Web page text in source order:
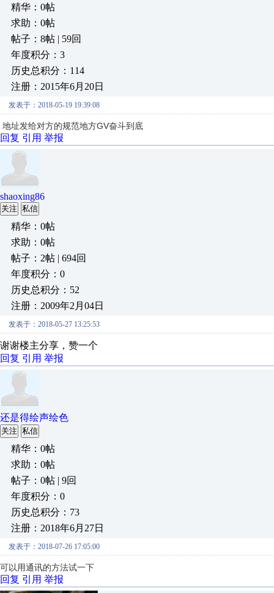
精华：0帖
求助：0帖
帖子：8帖 | 59回
年度积分：3
历史总积分：114
注册：2015年6月20日
发表于：2018-05-19 19:39:08
地址发给对方的规范地方GV奋斗到底
回复 引用 举报
shaoxing86
关注 私信
精华：0帖
求助：0帖
帖子：2帖 | 694回
年度积分：0
历史总积分：52
注册：2009年2月04日
发表于：2018-05-27 13:25:53
谢谢楼主分享，赞一个
回复 引用 举报
还是得绘声绘色
关注 私信
精华：0帖
求助：0帖
帖子：0帖 | 9回
年度积分：0
历史总积分：73
注册：2018年6月27日
发表于：2018-07-26 17:05:00
可以用通讯的方法试一下
回复 引用 举报